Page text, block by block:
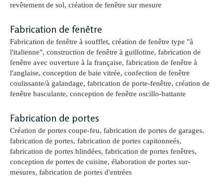
revêtement de sol, création de fenêtre sur mesure
Fabrication de fenêtre
Fabrication de fenêtre à soufflet, création de fenêtre type "à
l'italienne", construction de fenêtre à guillotine, fabrication de
fenêtre avec ouverture à la française, fabrication de fenêtre à
l'anglaise, conception de baie vitrée, confection de fenêtre
coulissante/à galandage, fabrication de porte-fenêtre, création de
fenêtre basculante, conception de fenêtre oscillo-battante
Fabrication de portes
Création de portes coupe-feu, fabrication de portes de garages,
fabrication de portes, fabrication de portes capitonneés,
fabrication de portes blindées, fabrication de portes fenêtres,
conception de portes de cuisine, élaboration de portes sur-
mesures, fabrication de portes d'entrées